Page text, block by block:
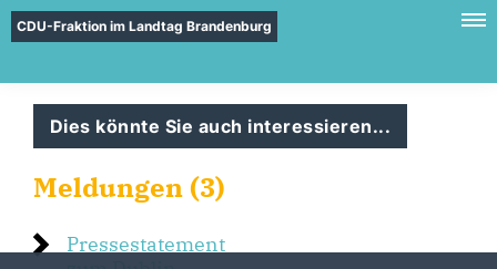
CDU-Fraktion im Landtag Brandenburg
Dies könnte Sie auch interessieren...
Meldungen (3)
Pressestatement